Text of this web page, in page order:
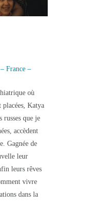
France –
où
placées, Katya
russes que je
accèdent
Gagnée de
leur
leurs rêves
vivre
dans la